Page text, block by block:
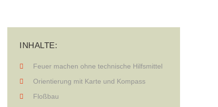
INHALTE:
Feuer machen ohne technische Hilfsmittel
Orientierung mit Karte und Kompass
Floßbau